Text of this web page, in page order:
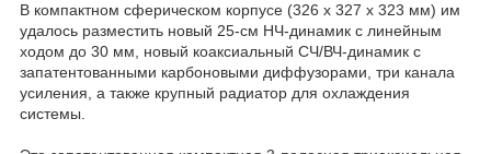
В компактном сферическом корпусе (326 x 327 x 323 мм) им
удалось разместить новый 25-см НЧ-динамик с линейным
ходом до 30 мм, новый коаксиальный СЧ/ВЧ-динамик с
запатентованными карбоновыми диффузорами, три канала
усиления, а также крупный радиатор для охлаждения
системы.